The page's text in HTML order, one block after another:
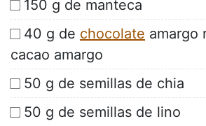
150 g de manteca
40 g de chocolate amargo
cacao amargo
50 g de semillas de chia
50 g de semillas de lino